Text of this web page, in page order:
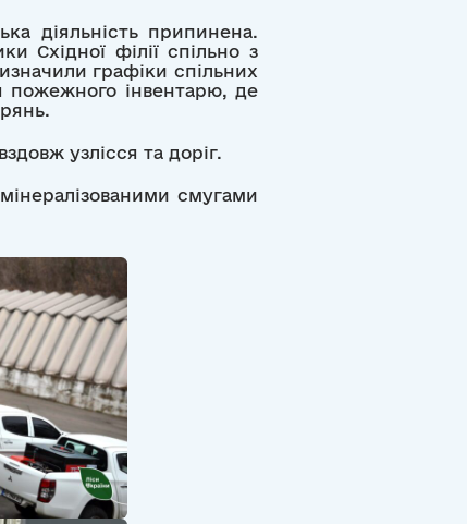
діяльність припинена.
Східної філії спільно з
графіки спільних
пожежного інвентарю, де
узлісся та доріг.
смугами